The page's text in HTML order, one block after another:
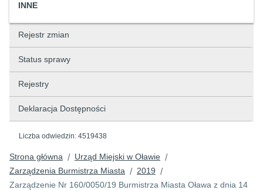
INNE
Rejestr zmian
Status sprawy
Rejestry
Deklaracja Dostępności
Liczba odwiedzin: 4519438
Strona główna / Urząd Miejski w Oławie /
Zarządzenia Burmistrza Miasta / 2019 /
Zarządzenie Nr 160/0050/19 Burmistrza Miasta Oława z dnia 14